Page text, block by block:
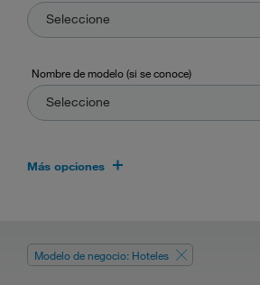
Seleccione
Nombre de modelo (si se conoce)
Seleccione
Más opciones
Modelo de negocio: Hoteles